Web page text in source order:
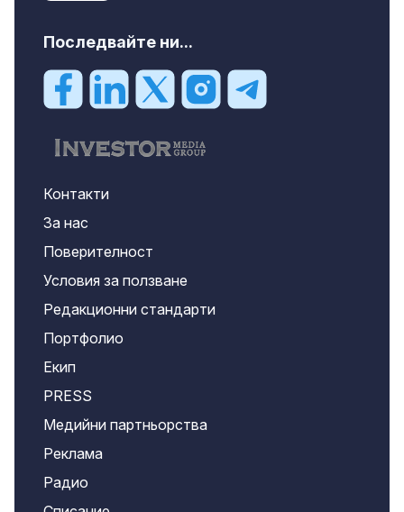
Последвайте ни...
Контакти
За нас
Поверителност
Условия за ползване
Редакционни стандарти
Портфолио
Екип
PRESS
Медийни партньорства
Реклама
Радио